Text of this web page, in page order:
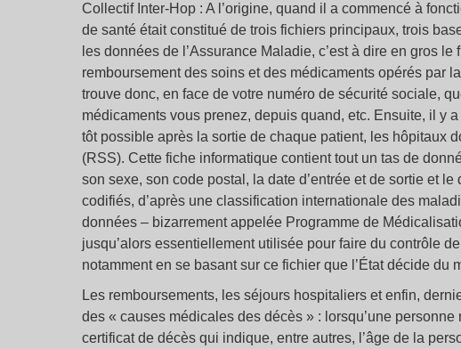
Collectif Inter-Hop : A l’origine, quand il a commencé à
de santé était constitué de trois fichiers principaux, trois
les données de l’Assurance Maladie, c’est à dire en gros
remboursement des soins et des médicaments opérés par
trouve donc, en face de votre numéro de sécurité sociale,
médicaments vous prenez, depuis quand, etc. Ensuite, il y
tôt possible après la sortie de chaque patient, les hôpitaux
(RSS). Cette fiche informatique contient tout un tas de
son sexe, son code postal, la date d’entrée et de sortie et
codifiés, d’après une classification internationale des
données – bizarrement appelée Programme de
jusqu’alors essentiellement utilisée pour faire du contrôle
notamment en se basant sur ce fichier que l’État décide du
Les remboursements, les séjours hospitaliers et enfin,
des « causes médicales des décès » : lorsqu’une
certificat de décès qui indique, entre autres, l’âge de la